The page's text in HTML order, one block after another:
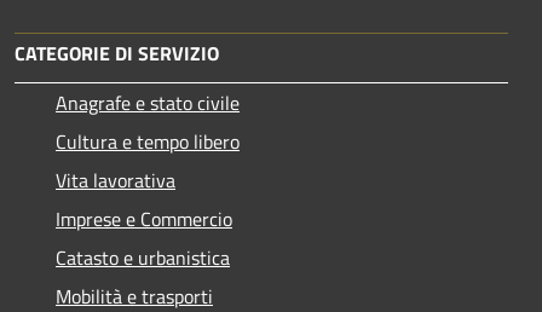
CATEGORIE DI SERVIZIO
Anagrafe e stato civile
Cultura e tempo libero
Vita lavorativa
Imprese e Commercio
Catasto e urbanistica
Mobilità e trasporti